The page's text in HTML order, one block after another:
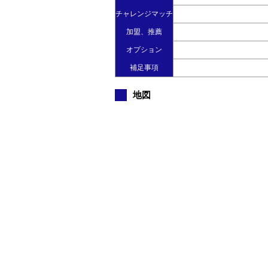
チャレンジマッチ
加盟、推薦
オプション
補足事項
地図